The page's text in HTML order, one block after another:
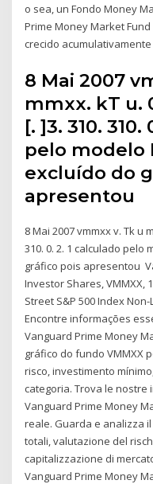
o sea, un Fondo Money
Prime Money Market
crecido acumulativamente
8 Mai 2007
mmxx. kT u.
[. ]3. 310.
pelo modelo
excluído do
apresentou
8 Mai 2007 vmmxx v. Tk u
310. 0. 2. 1 calculado pelo
gráfico pois apresentou
Investor Shares, VMMXX,
Street S&P 500 Index
Encontre informações
Vanguard Prime Money
gráfico do fundo VMMXX
risco, investimento
categoria. Trova le
Vanguard Prime Money
reale. Guarda e analizza
totali, valutazione del
capitalizzazione di
Vanguard Prime Money